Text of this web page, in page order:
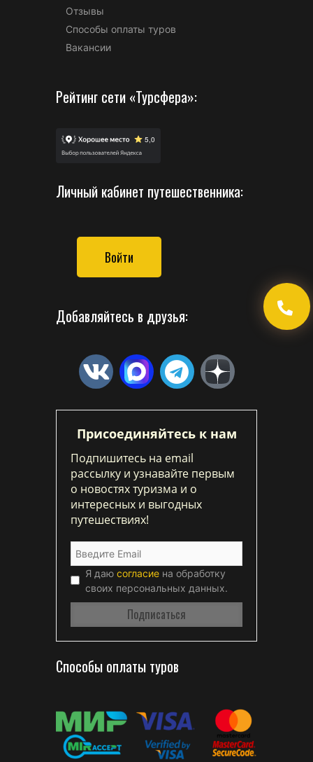
Отзывы
Способы оплаты туров
Вакансии
Рейтинг сети «Турсфера»:
Личный кабинет путешественника:
Войти
Добавляйтесь в друзья:
Присоединяйтесь к нам
Подпишитесь на email
рассылку и узнавайте первым
о новостях туризма и о
интересных и выгодных
путешествиях!
Я даю согласие на обработку
своих персональных данных.
Способы оплаты туров